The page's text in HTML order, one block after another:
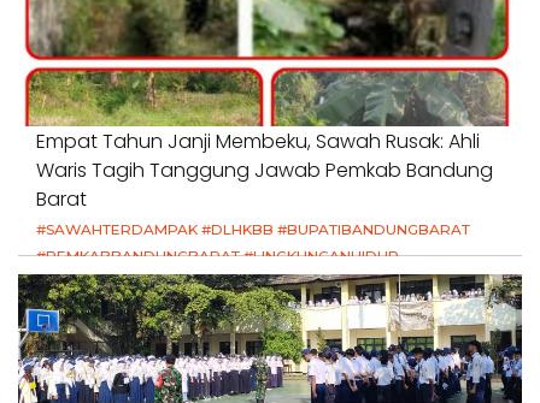
Empat Tahun Janji Membeku, Sawah Rusak: Ahli
Waris Tagih Tanggung Jawab Pemkab Bandung
Barat
#SAWAHTERDAMPAK #DLHKBB #BUPATIBANDUNGBARAT
#PEMKABBANDUNGBARAT #LINGKUNGANHIDUP
#HAKPETANI #KEADILANUNTUKPETANI
#NORMALISASISALURAN #IRIGASIRUSAK
#DUGAANPENCEMARAN #AKUNTABILITASPEMERINTAH
18 Juli 2026